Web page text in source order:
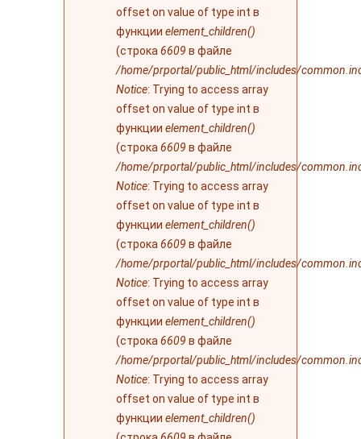
offset on value of type int в
функции element_children()
(строка 6609 в файле
/home/prportal/public_html/includes/
Notice: Trying to access array
offset on value of type int в
функции element_children()
(строка 6609 в файле
/home/prportal/public_html/includes/
Notice: Trying to access array
offset on value of type int в
функции element_children()
(строка 6609 в файле
/home/prportal/public_html/includes/
Notice: Trying to access array
offset on value of type int в
функции element_children()
(строка 6609 в файле
/home/prportal/public_html/includes/
Notice: Trying to access array
offset on value of type int в
функции element_children()